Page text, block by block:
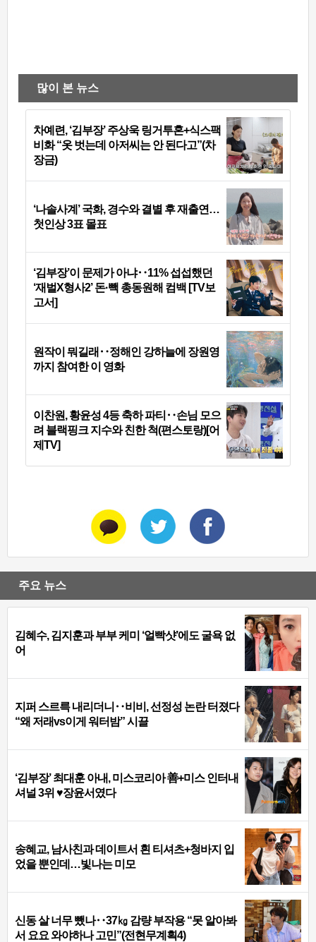
많이 본 뉴스
차예련, ‘김부장’ 주상욱 링거투혼+식스팩
비화 “옷 벗는데 아저씨는 안 된다고”(차
장금)
‘나솔사계’ 국화, 경수와 결별 후 재출연…
첫인상 3표 몰표
‘김부장’이 문제가 아냐‥11% 섭섭했던
‘재벌X형사2’ 돈·빽 총동원해 컴백 [TV보
고서]
원작이 뭐길래‥정해인 강하늘에 장원영
까지 참여한 이 영화
이찬원, 황윤성 4등 축하 파티‥손님 모으
려 블랙핑크 지수와 친한 척(편스토랑)[어
제TV]
주요 뉴스
김혜수, 김지훈과 부부 케미 ‘얼빡샷’에도 굴욕 없
어
지퍼 스르륵 내리더니‥비비, 선정성 논란 터졌다
“왜 저래vs이게 워터밤” 시끌
‘김부장’ 최대훈 아내, 미스코리아 善+미스 인터내
셔널 3위 ♥장윤서였다
송혜교, 남사친과 데이트서 흰 티셔츠+청바지 입
었을 뿐인데…빛나는 미모
신동 살 너무 뺐나‥37㎏ 감량 부작용 “못 알아봐
서 요요 와야하나 고민”(전현무계획4)